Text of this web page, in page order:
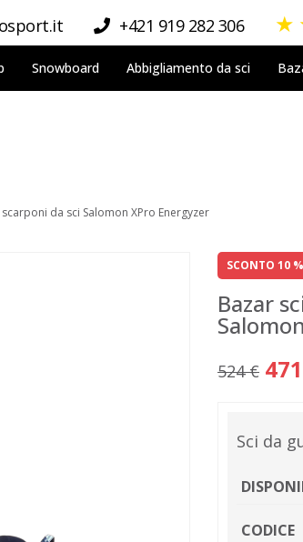
+421 919 282 306 ★
Snowboard Abbigliamento da sci
da sci Salomon XPro Energyzer
SCONTO 10 %
Bazar
524 €
Sci da
CODICE